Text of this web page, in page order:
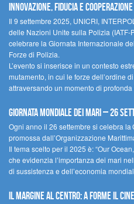
innovazione, fiducia e cooperazione
Il 9 settembre 2025, UNICRI,
delle Nazioni Unite sulla Polizia
celebrare la Giornata Internazionale
Forze di Polizia.
L’evento si inserisce in un contesto
mutamento, in cui le forze dell’ordine
attraversando un momento di
Giornata Mondiale dei Mari – 26
Ogni anno il 26 settembre si celebra
promossa dall’Organizzazione
Il tema scelto per il 2025 è: “Our
che evidenzia l’importanza dei mari
di sussistenza e dell’economia
Il margine al centro: a Forme il